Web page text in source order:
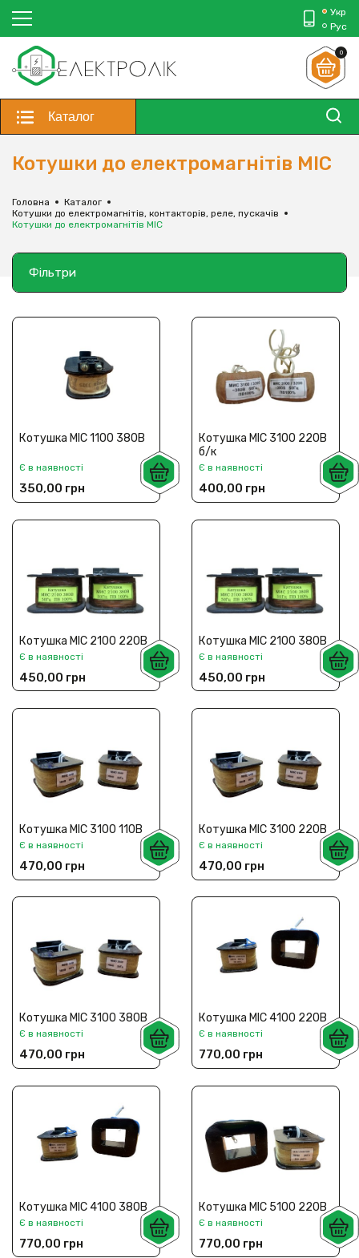
Укр
Рус
0
Каталог
Котушки до електромагнітів МІС
Головна
Каталог
Котушки до електромагнітів, контакторів, реле, пускачів
Котушки до електромагнітів МІС
Фільтри
Котушка МІС 1100 380В
Є в наявності
350,00 грн
Котушка МІС 3100 220В
б/к
Є в наявності
400,00 грн
Котушка МІС 2100 220В
Є в наявності
450,00 грн
Котушка МІС 2100 380В
Є в наявності
450,00 грн
Котушка МІС 3100 110В
Є в наявності
470,00 грн
Котушка МІС 3100 220В
Є в наявності
470,00 грн
Котушка МІС 3100 380В
Є в наявності
470,00 грн
Котушка МІС 4100 220В
Є в наявності
770,00 грн
Котушка МІС 4100 380В
Є в наявності
770,00 грн
Котушка МІС 5100 220В
Є в наявності
770,00 грн